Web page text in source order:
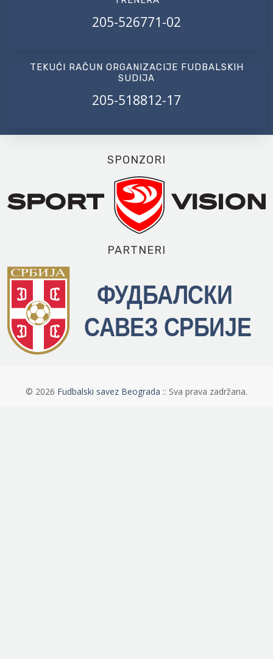
205-526771-02
TEKUĆI RAČUN ORGANIZACIJE FUDBALSKIH
SUDIJA
205-518812-17
SPONZORI
PARTNERI
© 2026 Fudbalski savez Beograda :: Sva prava zadržana.